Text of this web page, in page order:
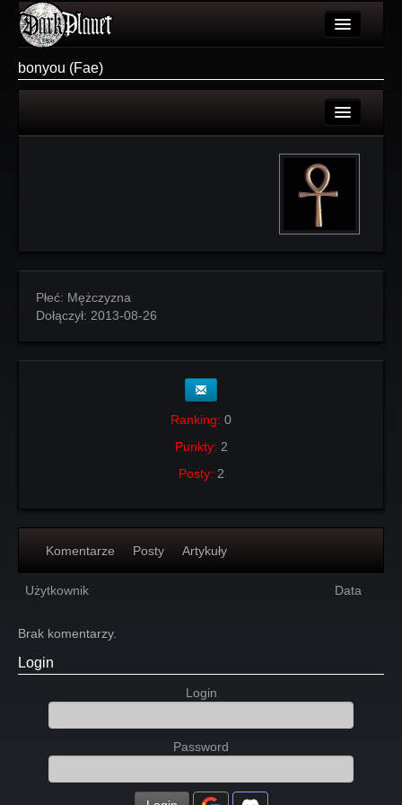
Użytkownicy
Login
bonyou (Fae)
Płeć: Mężczyzna
Dołączył: 2013-08-26
Ranking: 0
Punkty: 2
Posty: 2
Komentarze Posty Artykuły
Użytkownik Data
Brak komentarzy.
Login
Login
Password